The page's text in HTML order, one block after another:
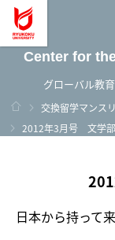
Center for
グローバル教
ホーム
交換留学マンス
2012年3月号 文学
日本から持って